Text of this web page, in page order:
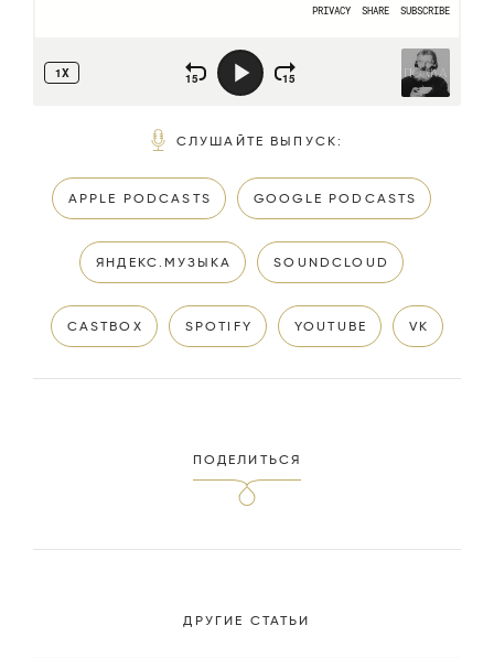
СЛУШАЙТЕ ВЫПУСК:
APPLE PODCASTS GOOGLE PODCASTS
ЯНДЕКС.МУЗЫКА SOUNDCLOUD
CASTBOX SPOTIFY YOUTUBE VK
ПОДЕЛИТЬСЯ
ДРУГИЕ СТАТЬИ